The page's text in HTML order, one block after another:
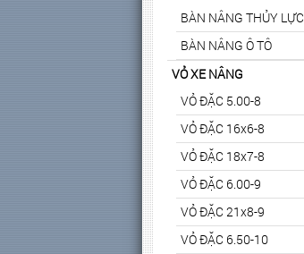
BÀN NÂNG THỦY LỰC
BÀN NÂNG Ô TÔ
VỎ XE NÂNG
VỎ ĐẶC 5.00-8
VỎ ĐẶC 16x6-8
VỎ ĐẶC 18x7-8
VỎ ĐẶC 6.00-9
VỎ ĐẶC 21x8-9
VỎ ĐẶC 6.50-10